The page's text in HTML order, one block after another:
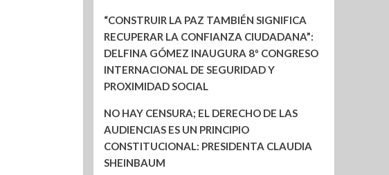
“CONSTRUIR LA PAZ TAMBIÉN SIGNIFICA
RECUPERAR LA CONFIANZA CIUDADANA”:
DELFINA GÓMEZ INAUGURA 8º CONGRESO
INTERNACIONAL DE SEGURIDAD Y
PROXIMIDAD SOCIAL
NO HAY CENSURA; EL DERECHO DE LAS
AUDIENCIAS ES UN PRINCIPIO
CONSTITUCIONAL: PRESIDENTA CLAUDIA
SHEINBAUM